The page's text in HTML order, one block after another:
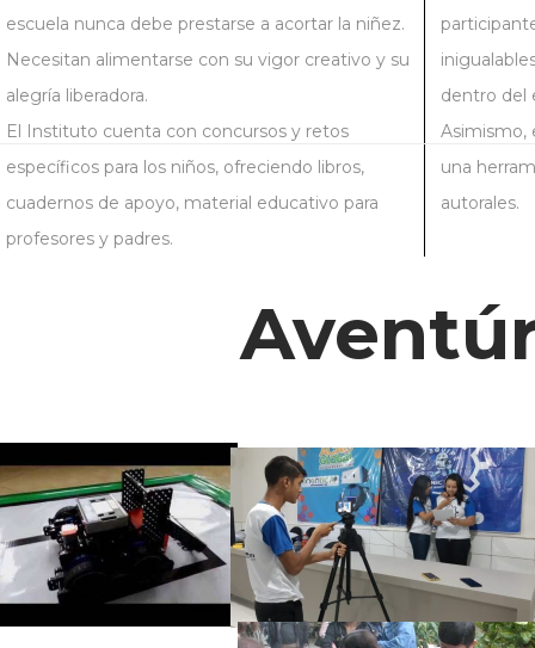
escuela nunca debe prestarse a acortar la niñez.
Necesitan alimentarse con su vigor creativo y su
alegría liberadora.
El Instituto cuenta con concursos y retos
específicos para los niños, ofreciendo libros,
cuadernos de apoyo, material educativo para
profesores y padres.
dentro del
Asimismo,
una
autorales.